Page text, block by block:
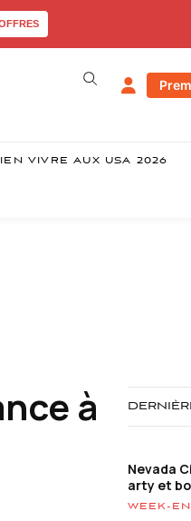
VIVRE AUX USA 2026
à
Nevada
arty et
WEEK-